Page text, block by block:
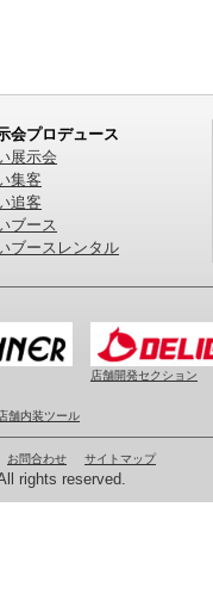
会プロデュース
展示会
集客
追客
ブース
ブースレンタル
店舗開発セクション
舗内装ツール
お問合わせ サイトマップ
rights reserved.